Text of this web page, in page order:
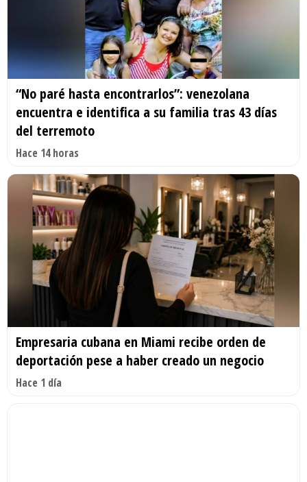
“No paré hasta encontrarlos”: venezolana
encuentra e identifica a su familia tras 43 días
del terremoto
Hace 14 horas
Empresaria cubana en Miami recibe orden de
deportación pese a haber creado un negocio
Hace 1 día